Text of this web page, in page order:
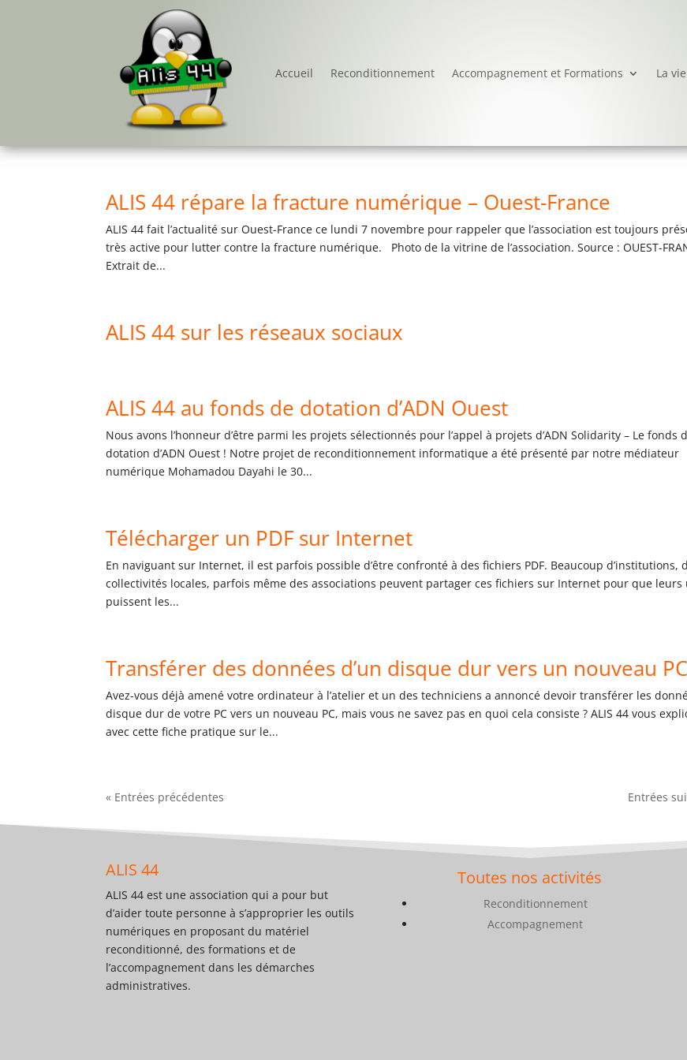
Accueil Reconditionnement Accompagnement et Formations La
ALIS 44 répare la fracture numérique – Ouest-France
ALIS 44 fait l’actualité sur Ouest-France ce lundi 7 novembre pour rappeler que l’association est toujours
très active pour lutter contre la fracture numérique. Photo de la vitrine de l’association. Source : OUEST-
Extrait de...
ALIS 44 sur les réseaux sociaux
ALIS 44 au fonds de dotation d’ADN Ouest
Nous avons l’honneur d’être parmi les projets sélectionnés pour l’appel à projets d’ADN Solidarity – Le fonds
dotation d’ADN Ouest ! Notre projet de reconditionnement informatique a été présenté par notre médiateur
numérique Mohamadou Dayahi le 30...
Télécharger un PDF sur Internet
En naviguant sur Internet, il est parfois possible d’être confronté à des fichiers PDF. Beaucoup d’institutions,
collectivités locales, parfois même des associations peuvent partager ces fichiers sur Internet pour que leurs
puissent les...
Transférer des données d’un disque dur vers un nouveau PC
Avez-vous déjà amené votre ordinateur à l’atelier et un des techniciens a annoncé devoir transférer les
disque dur de votre PC vers un nouveau PC, mais vous ne savez pas en quoi cela consiste ? ALIS 44 vous
avec cette fiche pratique sur le...
« Entrées précédentes Entrées
ALIS 44
ALIS 44 est une association qui a pour but
d’aider toute personne à s’approprier les outils
numériques en proposant du matériel
reconditionné, des formations et de
l’accompagnement dans les démarches
administratives.
Toutes nos activités
Reconditionnement
Accompagnement